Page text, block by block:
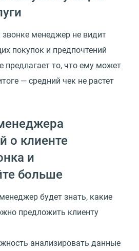
звонке менеджер не видит
покупок и предпочтений
предлагает то, что ему может
— средний чек не растет
о клиенте
и
больше
будет знать, какие
предложить клиенту
анализировать данные